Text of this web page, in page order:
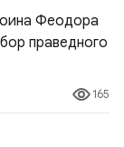
России
165